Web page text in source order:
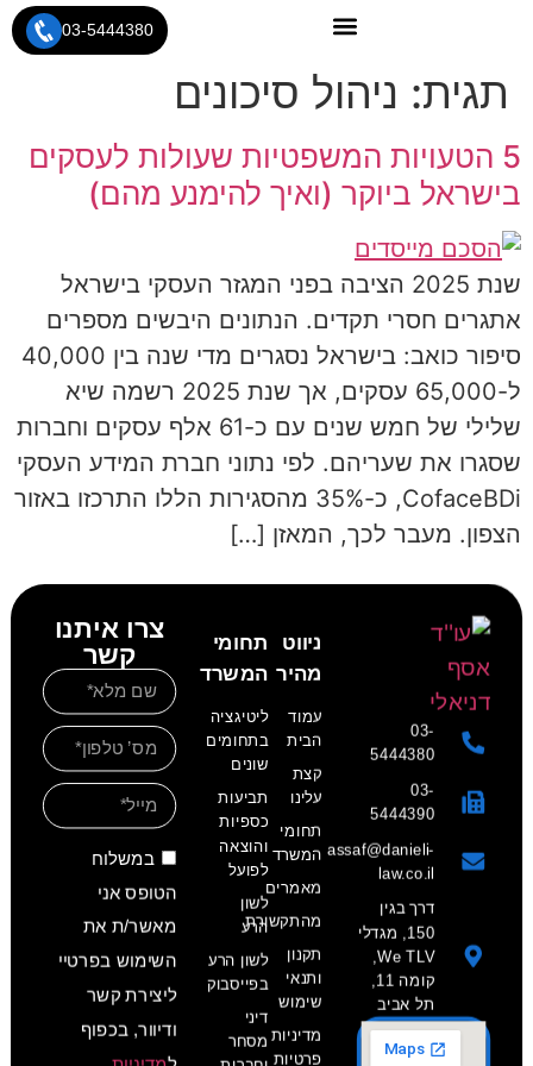
03-5444380
תגית: ניהול סיכונים
5 הטעויות המשפטיות שעולות לעסקים
בישראל ביוקר (ואיך להימנע מהם)
שנת 2025 הציבה בפני המגזר העסקי בישראל
אתגרים חסרי תקדים. הנתונים היבשים מספרים
סיפור כואב: בישראל נסגרים מדי שנה בין 40,000
ל-65,000 עסקים, אך שנת 2025 רשמה שיא
שלילי של חמש שנים עם כ-61 אלף עסקים וחברות
שסגרו את שעריהם. לפי נתוני חברת המידע העסקי
CofaceBDi, כ-35% מהסגירות הללו התרכזו באזור
הצפון. מעבר לכך, המאזן […]
03-
5444380
03-
5444390
assaf@danieli-
law.co.il
דרך בגין
150, מגדלי
We TLV,
קומה 11,
תל אביב
ניווט
מהיר
עמוד
הבית
קצת
עלינו
תחומי
המשרד
מאמרים
מהתקשורת
תקנון
ותנאי
שימוש
מדיניות
פרטיות
תחומי
המשרד
ליטיגציה
בתחומים
שונים
תביעות
כספיות
והוצאה
לפועל
לשון
הרע
לשון הרע
בפייסבוק
דיני
מסחר
צרו איתנו
קשר
במשלוח
הטופס אני
מאשר/ת את
השימוש בפרטיי
ליצירת קשר
ודיוור, בכפוף